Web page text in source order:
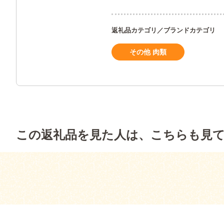
返礼品カテゴリ／ブランドカテゴリ
その他 肉類
この返礼品を見た人は、こちらも見